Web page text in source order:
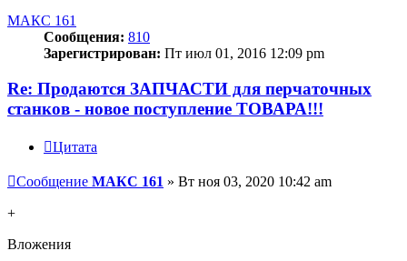
МАКС 161
Сообщения: 810
Зарегистрирован: Пт июл 01, 2016 12:09 pm
Re: Продаются ЗАПЧАСТИ для перчаточных
станков - новое поступление ТОВАРА!!!
Цитата
Сообщение МАКС 161 » Вт ноя 03, 2020 10:42 am
+
Вложения